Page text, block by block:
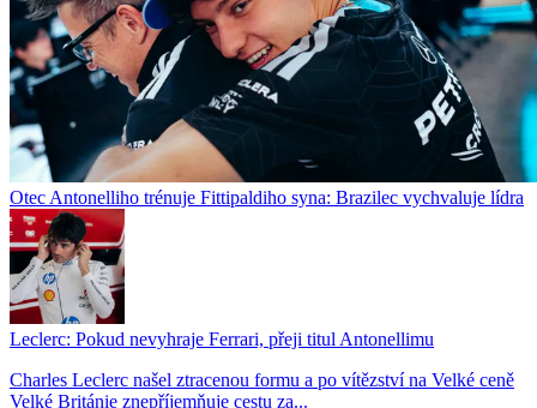
Otec Antonelliho trénuje Fittipaldiho syna: Brazilec vychvaluje lídra
Leclerc: Pokud nevyhraje Ferrari, přeji titul Antonellimu
Charles Leclerc našel ztracenou formu a po vítězství na Velké ceně
Velké Británie znepříjemňuje cestu za...